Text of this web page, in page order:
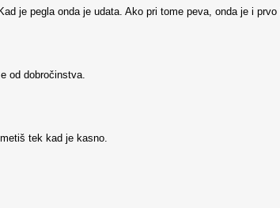
je pegla onda je udata. Ako pri tome peva, onda je i prvo
od dobročinstva.
tek kad je kasno.